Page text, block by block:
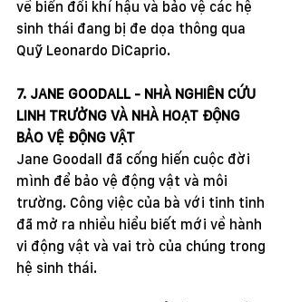
về biến đổi khí hậu và bảo vệ các hệ
sinh thái đang bị đe dọa thông qua
Quỹ Leonardo DiCaprio.
7. JANE GOODALL - NHÀ NGHIÊN CỨU
LINH TRƯỞNG VÀ NHÀ HOẠT ĐỘNG
BẢO VỆ ĐỘNG VẬT
Jane Goodall đã cống hiến cuộc đời
mình để bảo vệ động vật và môi
trường. Công việc của bà với tinh tinh
đã mở ra nhiều hiểu biết mới về hành
vi động vật và vai trò của chúng trong
hệ sinh thái.